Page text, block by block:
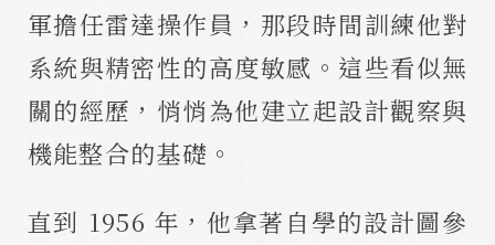
軍擔任雷達操作員，那段時間訓練他對
系統與精密性的高度敏感。這些看似無
關的經歷，悄悄為他建立起設計觀察與
機能整合的基礎。
直到 1956 年，他拿著自學的設計圖參